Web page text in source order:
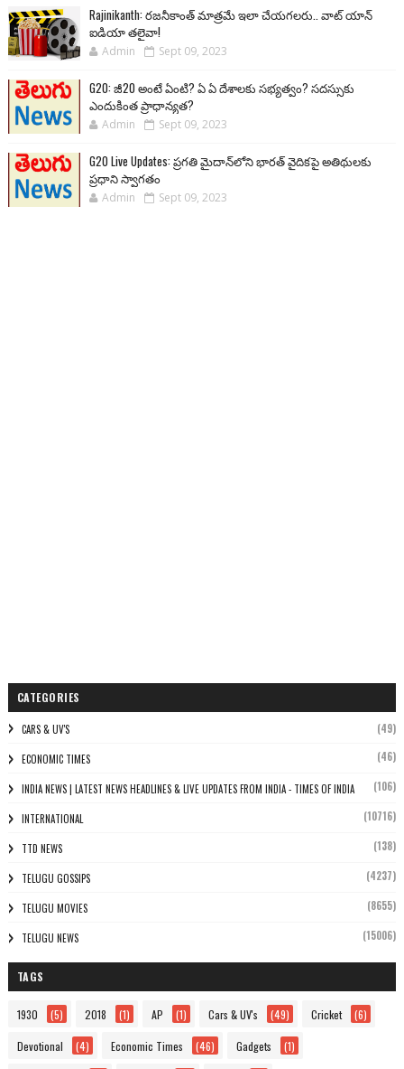
Rajinikanth: రజనీకాంత్ మాత్రమే ఇలా చేయగలరు.. వాట్ యాన్
ఐడియా తలైవా!
Admin Sept 09, 2023
G20: జీ20 అంటే ఏంటి? ఏ ఏ దేశాలకు సభ్యత్వం? సదస్సుకు
ఎందుకింత ప్రాధాన్యత?
Admin Sept 09, 2023
G20 Live Updates: ప్రగతి మైదాన్‌లోని భారత్ వైదికపై అతిథులకు
ప్రధాని స్వాగతం
Admin Sept 09, 2023
CATEGORIES
CARS & UV'S (49)
ECONOMIC TIMES (46)
INDIA NEWS | LATEST NEWS HEADLINES & LIVE UPDATES FROM INDIA - TIMES OF INDIA (106)
INTERNATIONAL (10716)
TTD NEWS (138)
TELUGU GOSSIPS (4237)
TELUGU MOVIES (8655)
TELUGU NEWS (15006)
TAGS
1930 (5) 2018 (1) AP (1) Cars & UV's (49) Cricket (6)
Devotional (4) Economic Times (46) Gadgets (1)